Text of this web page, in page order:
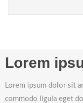
Lorem
Lorem ipsum dolor sit
commodo ligula eget